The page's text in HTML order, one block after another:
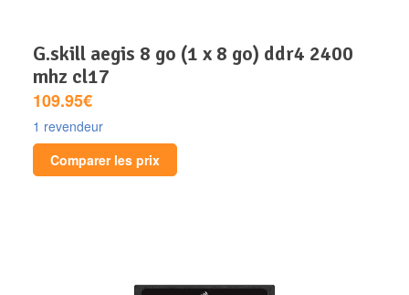
g.skill aegis 8 go (1 x 8 go) ddr4 2400
mhz cl17
109.95€
1 revendeur
Comparer les prix